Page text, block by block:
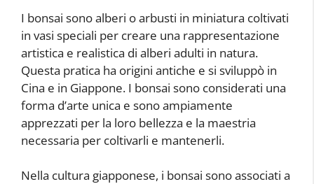
I bonsai sono alberi o arbusti in miniatura coltivati
in vasi speciali per creare una rappresentazione
artistica e realistica di alberi adulti in natura.
Questa pratica ha origini antiche e si sviluppò in
Cina e in Giappone. I bonsai sono considerati una
forma d’arte unica e sono ampiamente
apprezzati per la loro bellezza e la maestria
necessaria per coltivarli e mantenerli.
Nella cultura giapponese, i bonsai sono associati a